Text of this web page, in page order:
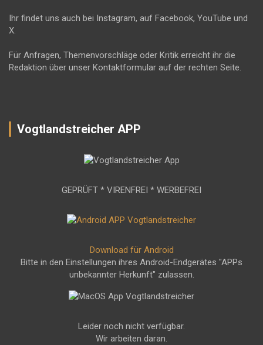
Ihr findet uns auch bei Instagram, auf Facebook, YouTube und
X.
Für Anfragen, Themenvorschläge oder Kritik erreicht ihr die
Redaktion über unser Kontaktformular auf der rechten Seite.
Vogtlandstreicher APP
GEPRÜFT * VIRENFREI * WERBEFREI
Download für Android
Bitte in den Einstellungen ihres Android-Endgerätes "APPs
unbekannter Herkunft" zulassen.
Leider noch nicht verfügbar.
Wir arbeiten daran.